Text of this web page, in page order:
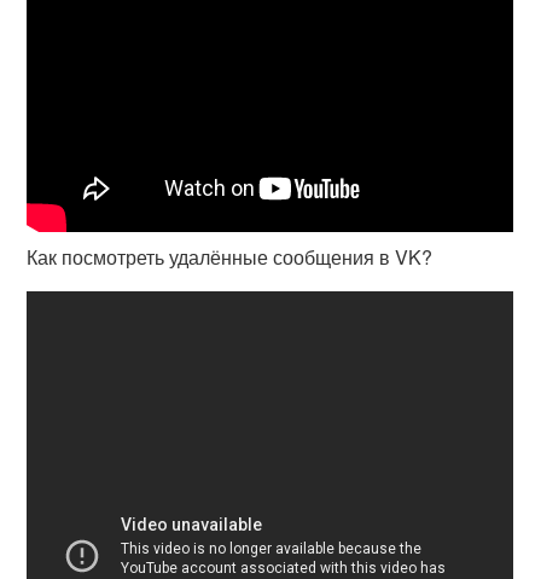
Как посмотреть удалённые сообщения в VK?